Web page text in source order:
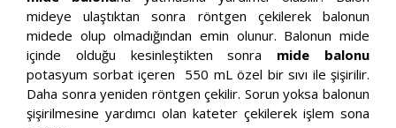
mideye ulaştıktan sonra röntgen çekilerek balonun
midede olup olmadığından emin olunur. Balonun mide
içinde olduğu kesinleştikten sonra mide balonu
potasyum sorbat içeren 550 mL özel bir sıvı ile şişirilir.
Daha sonra yeniden röntgen çekilir. Sorun yoksa balonun
şişirilmesine yardımcı olan kateter çekilerek işlem sona